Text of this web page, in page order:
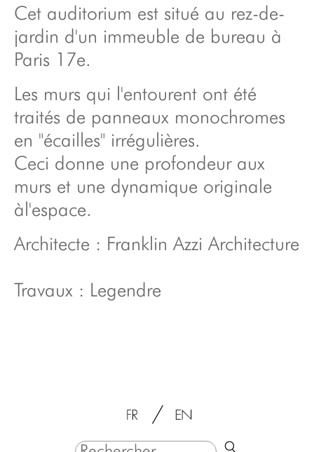
contact/devis/newsletter
plan du site
mentions
légales/cgu/confidentialité
Cet auditorium est situé au rez-de-
jardin d'un immeuble de bureau à
Paris 17e.
Les murs qui l'entourent ont été
traités de panneaux monochromes
en "écailles" irrégulières.
Ceci donne une profondeur aux
murs et une dynamique originale
àl'espace.
Architecte : Franklin Azzi Architecture
Travaux : Legendre